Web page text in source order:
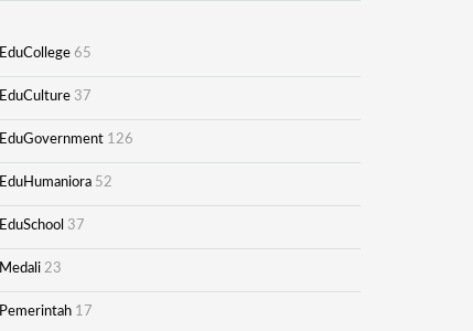
EduCollege 65
EduCulture 37
EduGovernment 126
EduHumaniora 52
EduSchool 37
Medali 23
Pemerintah 17